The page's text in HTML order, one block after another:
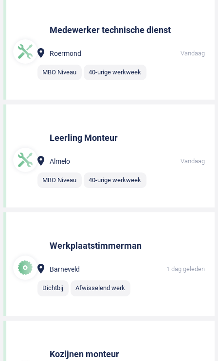
Medewerker technische dienst
Roermond Vandaag
MBO Niveau 40-urige werkweek
Leerling Monteur
Almelo Vandaag
MBO Niveau 40-urige werkweek
Werkplaatstimmerman
Barneveld 1 dag geleden
Dichtbij Afwisselend werk
Kozijnen monteur